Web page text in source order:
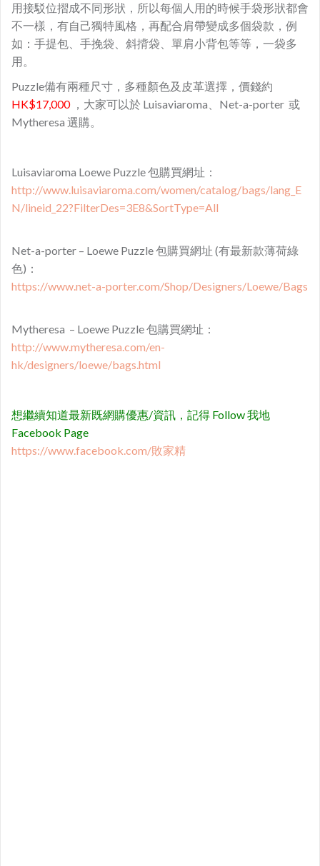
用接駁位摺成不同形狀，所以每個人用的時候手袋形狀都會
不一樣，有自己獨特風格，再配合肩帶變成多個袋款，例
如：手提包、手挽袋、斜揹袋、單肩小背包等等，一袋多
用。
Puzzle備有兩種尺寸，多種顏色及皮革選擇，價錢約
HK$17,000，大家可以於 Luisaviaroma、Net-a-porter 或
Mytheresa 選購。
Luisaviaroma Loewe Puzzle 包購買網址：
http://www.luisaviaroma.com/women/catalog/bags/lang_E
N/lineid_22?FilterDes=3E8&SortType=All
Net-a-porter – Loewe Puzzle 包購買網址 (有最新款薄荷綠
色)：
https://www.net-a-porter.com/Shop/Designers/Loewe/Bags
Mytheresa – Loewe Puzzle 包購買網址：
http://www.mytheresa.com/en-
hk/designers/loewe/bags.html
想繼續知道最新既網購優惠/資訊，記得 Follow 我地
Facebook Page
https://www.facebook.com/敗家精